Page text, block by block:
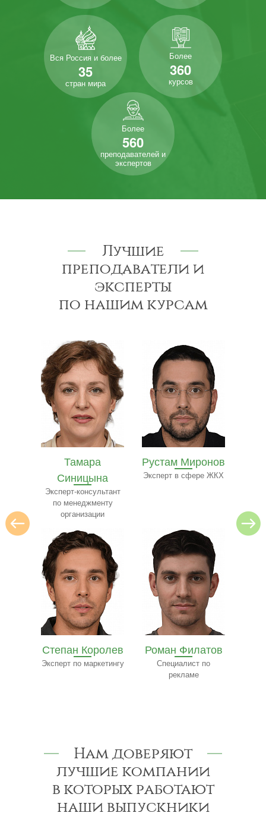
Вся Россия и более
35
стран мира
Более
360
курсов
Более
560
преподавателей и
экспертов
Лучшие
преподаватели и
эксперты
по нашим курсам
Рустам Миронов
Эксперт в сфере ЖКХ
Роман Филатов
Специалист по
Полина Ильина
Преподаватель
Павел
Трофимов
Эксперт-консультант
Нам доверяют
лучшие компании
в которых работают
наши выпускники